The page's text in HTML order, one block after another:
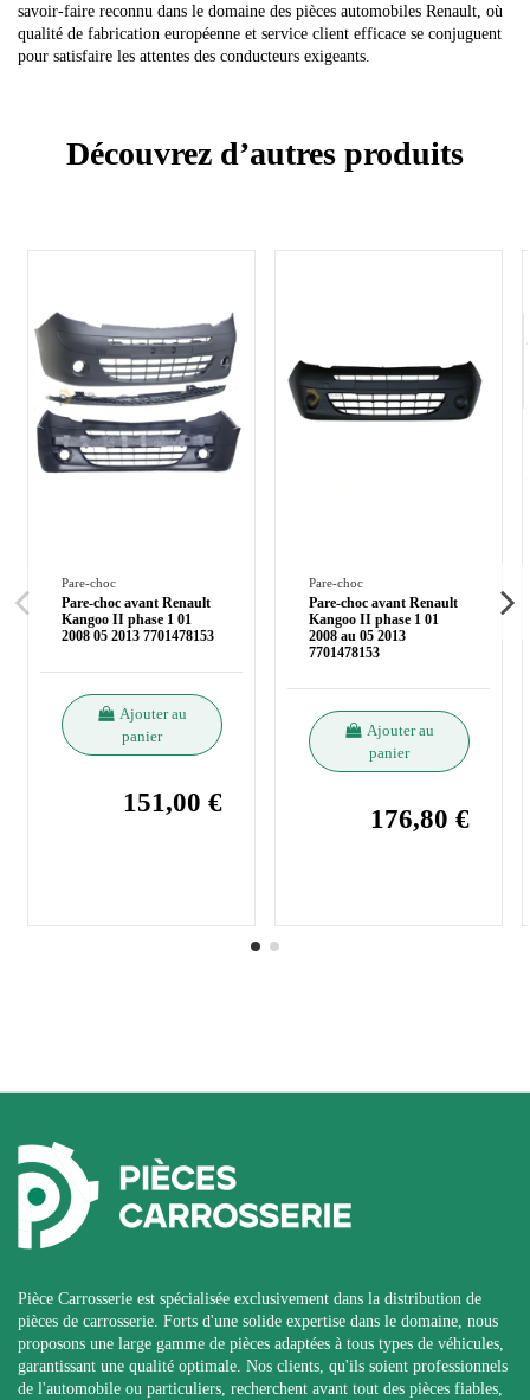
savoir-faire reconnu dans le domaine des pièces automobiles Renault, où
qualité de fabrication européenne et service client efficace se conjuguent
pour satisfaire les attentes des conducteurs exigeants.
Découvrez d’autres produits
Pare-choc
Pare-choc avant Renault
Kangoo II phase 1 01
2008 05 2013 7701478153
Ajouter au
panier
151,00 €
Pare-choc
Pare-choc avant Renault
Kangoo II phase 1 01
2008 au 05 2013
7701478153
Ajouter au
panier
176,80 €
Pièce Carrosserie est spécialisée exclusivement dans la distribution de
pièces de carrosserie. Forts d'une solide expertise dans le domaine, nous
proposons une large gamme de pièces adaptées à tous types de véhicules,
garantissant une qualité optimale. Nos clients, qu'ils soient professionnels
de l'automobile ou particuliers, recherchent avant tout des pièces fiables,